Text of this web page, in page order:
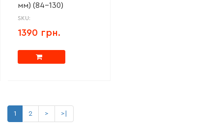
мм) (84-130)
SKU:
1390 грн.
1 2 > >|